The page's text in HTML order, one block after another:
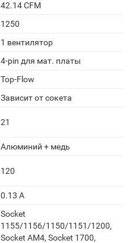
42.14 CFM
1250
1 вентилятор
4-pin для мат. платы
Top-Flow
Зависит от сокета
21
Алюминий + медь
120
0.13 А
Socket
1155/1156/1150/1151/1200,
Socket AM4, Socket 1700,